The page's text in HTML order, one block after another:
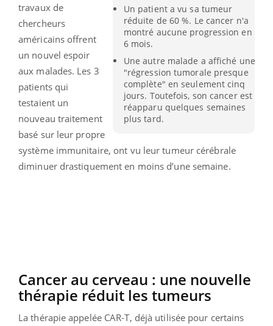
Un patient a vu sa tumeur
réduite de 60 %. Le cancer n'a
montré aucune progression en
6 mois.
Une autre malade a affiché une
"régression tumorale presque
complète" en seulement cinq
jours. Toutefois, son cancer est
réapparu quelques semaines
plus tard.
travaux de
chercheurs
américains offrent
un nouvel espoir
aux malades. Les 3
patients qui
testaient un
nouveau traitement
basé sur leur propre
système immunitaire, ont vu leur tumeur cérébrale
diminuer drastiquement en moins d’une semaine.
Cancer au cerveau : une nouvelle
thérapie réduit les tumeurs
La thérapie appelée CAR-T, déjà utilisée pour certains